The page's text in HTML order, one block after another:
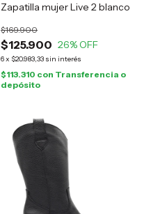
Zapatilla mujer Live 2 blanco
$125.900
$169.900
26% OFF
6x $20.983,33 sin interés
$113.310 con Transferencia o
depósito